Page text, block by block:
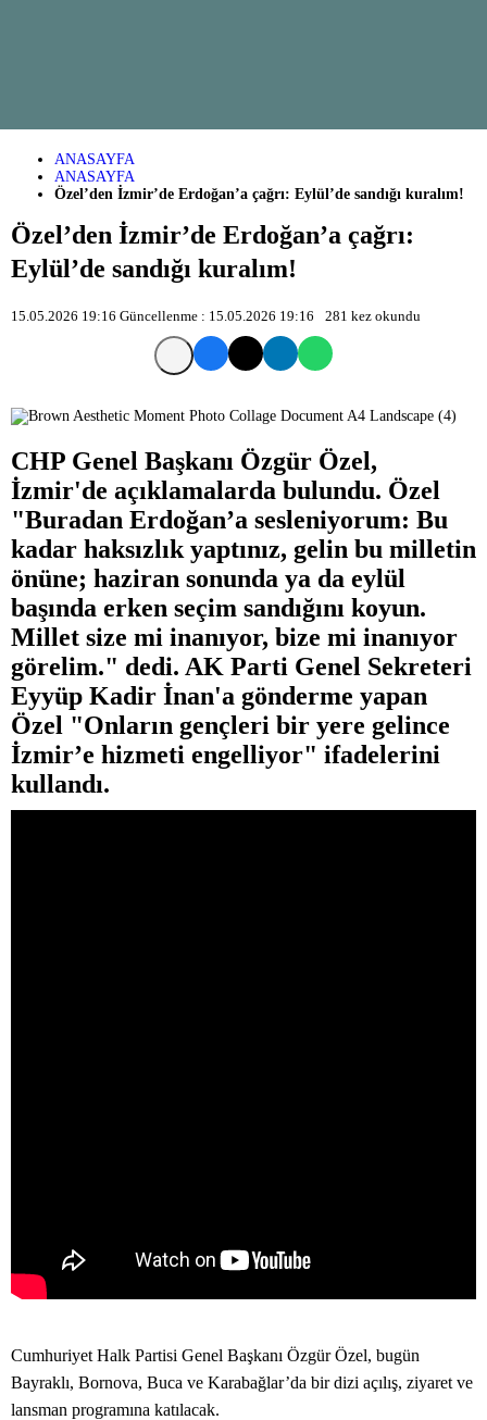
ANASAYFA
ANASAYFA
Özel’den İzmir’de Erdoğan’a çağrı: Eylül’de sandığı kuralım!
Özel’den İzmir’de Erdoğan’a çağrı:
Eylül’de sandığı kuralım!
15.05.2026 19:16 Güncellenme : 15.05.2026 19:16 281 kez okundu
CHP Genel Başkanı Özgür Özel,
İzmir'de açıklamalarda bulundu. Özel
"Buradan Erdoğan’a sesleniyorum: Bu
kadar haksızlık yaptınız, gelin bu milletin
önüne; haziran sonunda ya da eylül
başında erken seçim sandığını koyun.
Millet size mi inanıyor, bize mi inanıyor
görelim." dedi. AK Parti Genel Sekreteri
Eyyüp Kadir İnan'a gönderme yapan
Özel "Onların gençleri bir yere gelince
İzmir’e hizmeti engelliyor" ifadelerini
kullandı.
Cumhuriyet Halk Partisi Genel Başkanı Özgür Özel, bugün
Bayraklı, Bornova, Buca ve Karabağlar’da bir dizi açılış, ziyaret ve
lansman programına katılacak.